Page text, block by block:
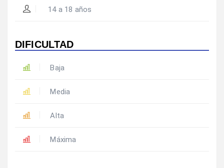
14 a 18 años
DIFICULTAD
Baja
Media
Alta
Máxima